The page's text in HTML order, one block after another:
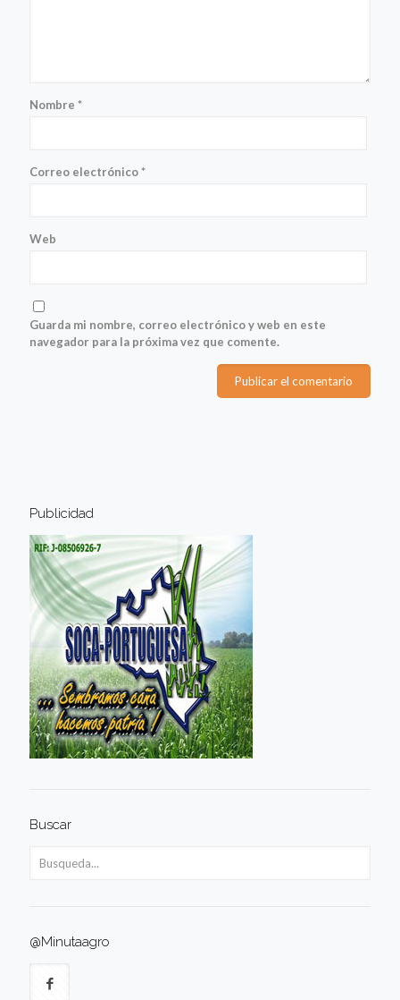
Nombre *
Correo electrónico*
Web
Guarda mi nombre, correo electrónico y web en este
navegador para la próxima vez que comente.
Publicidad
Buscar
@Minutaagro